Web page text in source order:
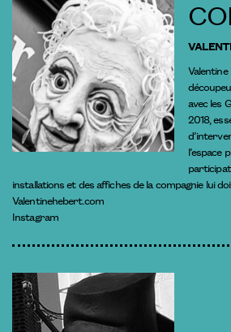
avec les
2018,
l’espace
installations et des affiches de la compagnie lui
Valentinehebert.com
Instagram